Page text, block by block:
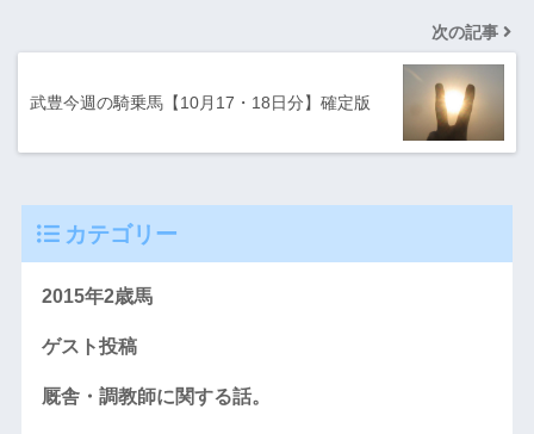
次の記事
武豊今週の騎乗馬【10月17・18日分】確定版
カテゴリー
2015年2歳馬
ゲスト投稿
厩舎・調教師に関する話。